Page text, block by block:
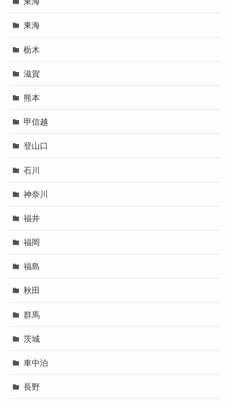
東海
栃木
滋賀
熊本
甲信越
登山口
石川
神奈川
福井
福岡
福島
秋田
群馬
茨城
車中泊
長野